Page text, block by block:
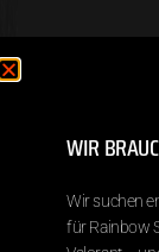
manchen
WIR
Wir suchen
für Rainbow